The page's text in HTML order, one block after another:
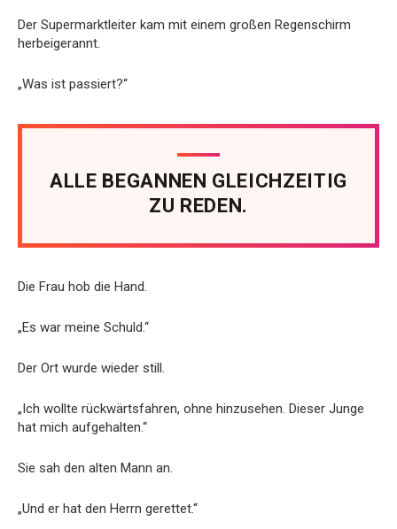
Der Supermarktleiter kam mit einem großen Regenschirm
herbeigerannt.
„Was ist passiert?“
ALLE BEGANNEN GLEICHZEITIG
ZU REDEN.
Die Frau hob die Hand.
„Es war meine Schuld.“
Der Ort wurde wieder still.
„Ich wollte rückwärtsfahren, ohne hinzusehen. Dieser Junge
hat mich aufgehalten.“
Sie sah den alten Mann an.
„Und er hat den Herrn gerettet.“